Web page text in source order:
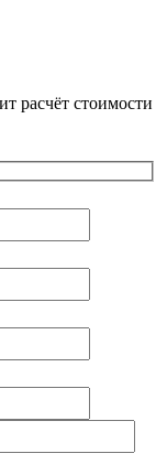
расчёт стоимости